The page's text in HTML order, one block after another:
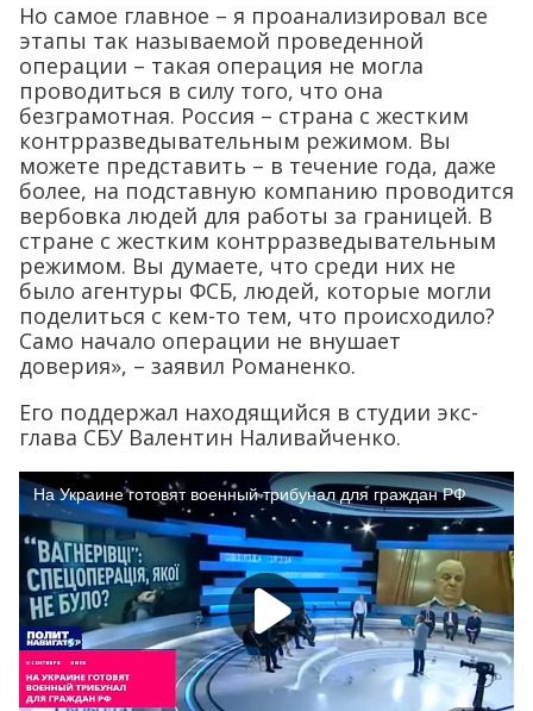
Но самое главное – я проанализировал все
этапы так называемой проведенной
операции – такая операция не могла
проводиться в силу того, что она
безграмотная. Россия – страна с жестким
контрразведывательным режимом. Вы
можете представить – в течение года, даже
более, на подставную компанию проводится
вербовка людей для работы за границей. В
стране с жестким контрразведывательным
режимом. Вы думаете, что среди них не
было агентуры ФСБ, людей, которые могли
поделиться с кем-то тем, что происходило?
Само начало операции не внушает
доверия», – заявил Романенко.
Его поддержал находящийся в студии экс-
глава СБУ Валентин Наливайченко.